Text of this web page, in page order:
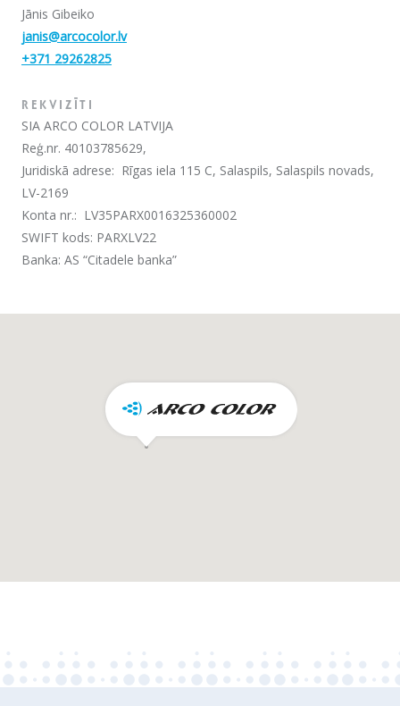
Jānis Gibeiko
janis@arcocolor.lv
+371 29262825
REKVIZĪTI
SIA ARCO COLOR LATVIJA
Reģ.nr. 40103785629,
Juridiskā adrese: Rīgas iela 115 C, Salaspils, Salaspils novads,
LV-2169
Konta nr.: LV35PARX0016325360002
SWIFT kods: PARXLV22
Banka: AS “Citadele banka”